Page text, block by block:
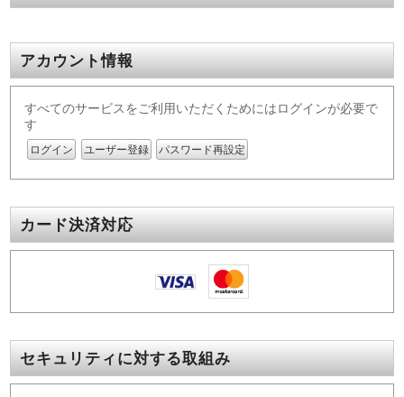
アカウント情報
すべてのサービスをご利用いただくためにはログインが必要で
す
ログイン ユーザー登録 パスワード再設定
カード決済対応
セキュリティに対する取組み